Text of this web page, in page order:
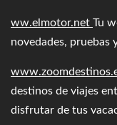
ww.elmotor.net Tu
novedades, pruebas
destinos de viajes
disfrutar de tus